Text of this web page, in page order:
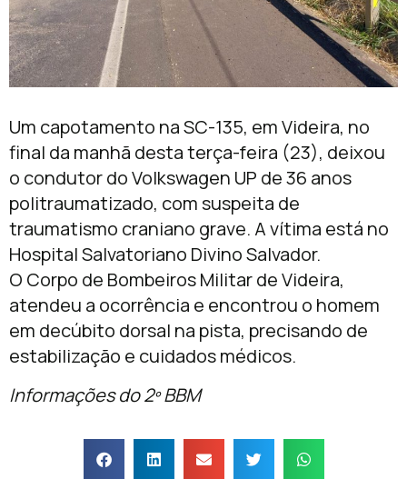
Um capotamento na SC-135, em Videira, no
final da manhã desta terça-feira (23), deixou
o condutor do Volkswagen UP de 36 anos
politraumatizado, com suspeita de
traumatismo craniano grave. A vítima está no
Hospital Salvatoriano Divino Salvador.
O Corpo de Bombeiros Militar de Videira,
atendeu a ocorrência e encontrou o homem
em decúbito dorsal na pista, precisando de
estabilização e cuidados médicos.
Informações do 2º BBM